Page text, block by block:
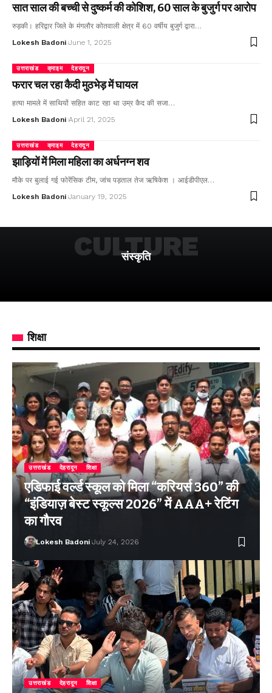
सात साल की बच्ची से दुष्कर्म की कोशिश, 60 साल के बुजुर्ग पर आरोप
रुड़की। हरिद्वार जिले के मंगलौर कोतवाली क्षेत्र में 60 वर्षीय बुजुर्ग द्वारा…
Lokesh Badoni June 1, 2025
उत्तराखंड क्राइम देहरादून
फरार चल रहा कैदी मुठभेड़ में घायल
हत्या मामले में साथियों सहित काट रहा था उम्र कैद की सजा…
Lokesh Badoni April 21, 2025
उत्तराखंड क्राइम देहरादून
झाड़ियों में मिला महिला का अर्धनग्न शव
मौके पर बुलाई गई फोरेंसिक टीम, जांच पड़ताल तेज ऋषिकेश । आईडीपीएल…
Lokesh Badoni January 19, 2025
संस्कृति
CULTURE
शिक्षा
उत्तराखंड देहरादून शिक्षा
एडिफाई वर्ल्ड स्कूल को मिला “करियर्स 360” की
“इंडियाज़ बेस्ट स्कूल्स 2026” में AAA+ रेटिंग
का गौरव
Lokesh Badoni July 24, 2026
उत्तराखंड देहरादून शिक्षा